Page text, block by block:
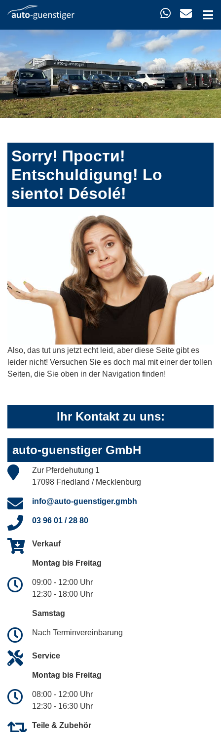
Sorry! Прости!
Entschuldigung! Lo
siento! Désolé!
Also, das tut uns jetzt echt leid, aber diese Seite gibt es
leider nicht! Versuchen Sie es doch mal mit einer der tollen
Seiten, die Sie oben in der Navigation finden!
Ihr Kontakt zu uns:
auto-guenstiger GmbH
Zur Pferdehutung 1
17098 Friedland / Mecklenburg
info@auto-guenstiger.gmbh
03 96 01 / 28 80
Verkauf
Montag bis Freitag
09:00 - 12:00 Uhr
12:30 - 18:00 Uhr
Samstag
Nach Terminvereinbarung
Service
Montag bis Freitag
08:00 - 12:00 Uhr
12:30 - 16:30 Uhr
Teile & Zubehör